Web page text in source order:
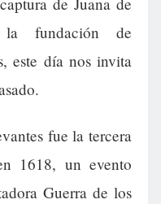
fundación de
este día nos invita
fue la tercera
1618, un evento
Guerra de los